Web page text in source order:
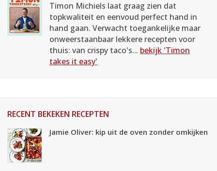
Timon Michiels laat graag zien dat
topkwaliteit en eenvoud perfect hand in
hand gaan. Verwacht toegankelijke maar
onweerstaanbaar lekkere recepten voor
thuis: van crispy taco's... bekijk 'Timon
takes it easy'
RECENT BEKEKEN RECEPTEN
Jamie Oliver: kip uit de oven zonder omkijken